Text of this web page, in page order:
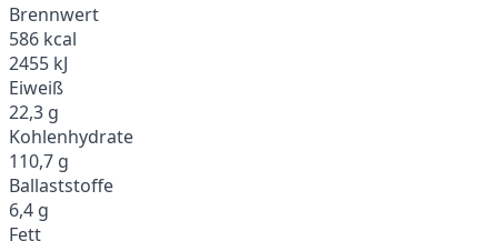
Brennwert
586 kcal
2455 kJ
Eiweiß
22,3 g
Kohlenhydrate
110,7 g
Ballaststoffe
6,4 g
Fett